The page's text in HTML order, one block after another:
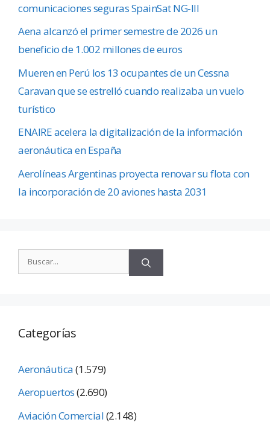
comunicaciones seguras SpainSat NG-III
Aena alcanzó el primer semestre de 2026 un
beneficio de 1.002 millones de euros
Mueren en Perú los 13 ocupantes de un Cessna
Caravan que se estrelló cuando realizaba un vuelo
turístico
ENAIRE acelera la digitalización de la información
aeronáutica en España
Aerolíneas Argentinas proyecta renovar su flota con
la incorporación de 20 aviones hasta 2031
Categorías
Aeronáutica(1.579)
Aeropuertos(2.690)
Aviación Comercial(2.148)